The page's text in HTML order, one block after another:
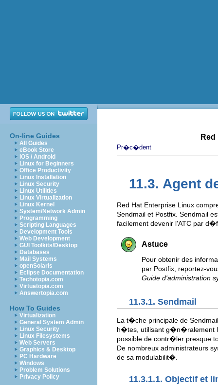
On-line Guides
All Guides
eBook Store
iOS / Android
Linux for Beginners
Office Productivity
Linux Installation
Linux Security
Linux Utilities
Linux Virtualization
Linux Kernel
System/Network Admin
Programming
Scripting Languages
Development Tools
Web Development
GUI Toolkits/Desktop
Databases
Mail Systems
openSolaris
Eclipse Documentation
Techotopia.com
Virtuatopia.com
Answertopia.com
How To Guides
Virtualization
General System Admin
Linux Security
Linux Filesystems
Web Servers
Graphics & Desktop
PC Hardware
Windows
Problem Solutions
Privacy Policy
Pr�c�dent
11.3. Agent
Red Hat Enterprise Linux
Sendmail et Postfix. Sendmail
facilement devenir l'ATC par
Astuce
Pour obtenir des
par Postfix, reportez-
Guide d'administration
11.3.1. Sendmail
La t�che principale de
h�tes, utilisant g�n�ralement
possible de contr�ler presque
De nombreux administrateurs
de sa modulabilit�.
11.3.1.1. Objectif et